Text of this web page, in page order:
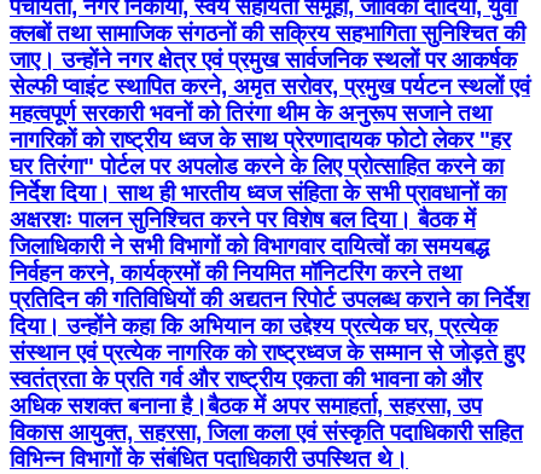
पंचायतों, नगर निकायों, स्वयं सहायता समूहों, जीविका दीदियों, युवा
क्लबों तथा सामाजिक संगठनों की सक्रिय सहभागिता सुनिश्चित की
जाए। उन्होंने नगर क्षेत्र एवं प्रमुख सार्वजनिक स्थलों पर आकर्षक
सेल्फी प्वाइंट स्थापित करने, अमृत सरोवर, प्रमुख पर्यटन स्थलों एवं
महत्वपूर्ण सरकारी भवनों को तिरंगा थीम के अनुरूप सजाने तथा
नागरिकों को राष्ट्रीय ध्वज के साथ प्रेरणादायक फोटो लेकर "हर
घर तिरंगा" पोर्टल पर अपलोड करने के लिए प्रोत्साहित करने का
निर्देश दिया। साथ ही भारतीय ध्वज संहिता के सभी प्रावधानों का
अक्षरशः पालन सुनिश्चित करने पर विशेष बल दिया। बैठक में
जिलाधिकारी ने सभी विभागों को विभागवार दायित्वों का समयबद्ध
निर्वहन करने, कार्यक्रमों की नियमित मॉनिटरिंग करने तथा
प्रतिदिन की गतिविधियों की अद्यतन रिपोर्ट उपलब्ध कराने का निर्देश
दिया। उन्होंने कहा कि अभियान का उद्देश्य प्रत्येक घर, प्रत्येक
संस्थान एवं प्रत्येक नागरिक को राष्ट्रध्वज के सम्मान से जोड़ते हुए
स्वतंत्रता के प्रति गर्व और राष्ट्रीय एकता की भावना को और
अधिक सशक्त बनाना है।बैठक में अपर समाहर्ता, सहरसा, उप
विकास आयुक्त, सहरसा, जिला कला एवं संस्कृति पदाधिकारी सहित
विभिन्न विभागों के संबंधित पदाधिकारी उपस्थित थे।